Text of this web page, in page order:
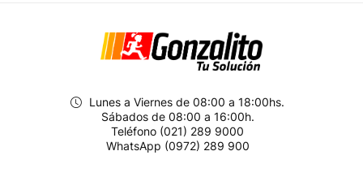
Lunes a Viernes de 08:00 a 18:00hs.
Sábados de 08:00 a 16:00h.
Teléfono (021) 289 9000
WhatsApp (0972) 289 900